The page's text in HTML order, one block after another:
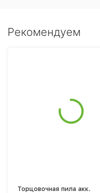
Рекомендуем
Торцовочная пила акк.